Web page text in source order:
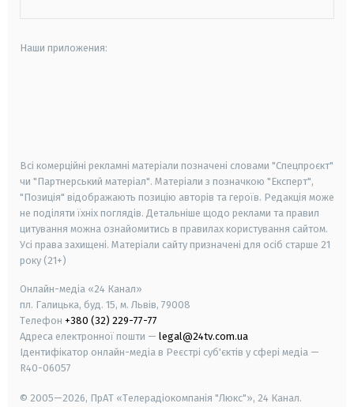
Наши приложения:
Всі комерційні рекламні матеріали позначені словами "Спецпроєкт"
чи "Партнерський матеріал". Матеріали з позначкою "Експерт",
"Позиція" відображають позицію авторів та героїв. Редакція може
не поділяти їхніх поглядів. Детальніше щодо реклами та правил
цитування можна ознайомитись в правилах користування сайтом.
Усі права захищені. Матеріали сайту призначені для осіб старше 21
року (21+)
Онлайн-медіа «24 Канал»
пл. Галицька, буд. 15, м. Львів, 79008
Телефон +380 (32) 229-77-77
Адреса електронної пошти — legal@24tv.com.ua
Ідентифікатор онлайн-медіа в Реєстрі суб'єктів у сфері медіа —
R40-06057
© 2005—2026, ПрАТ «Телерадіокомпанія "Люкс"», 24 Канал.